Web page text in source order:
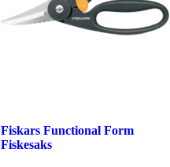
Fiskars Functional Form
Fiskesaks